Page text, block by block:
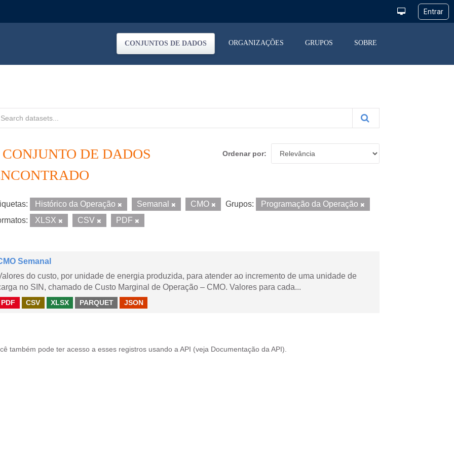
CONJUNTOS DE DADOS ORGANIZAÇÕES GRUPOS SOBRE
Ordenar por
CONJUNTO DE DADOS
Histórico da Operação Semanal CMO Grupos:
Programação da Operação
XLSX CSV PDF
Semanal
do custo, por unidade de energia produzida, para atender ao incremento de uma unidade de
no SIN, chamado de Custo Marginal de Operação – CMO. Valores para cada...
PDF CSV XLSX PARQUET JSON
também pode ter acesso a esses registros usando a API (veja Documentação da API ).